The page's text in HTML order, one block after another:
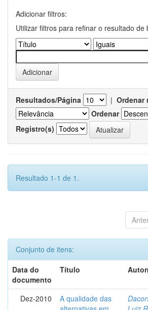
Adicionar filtros:
Utilizar filtros para refinar o resultado de
Resultados/Página | Ordenar
Ordenar
Registro(s)
Resultado 1-1 de 1.
Conjunto de itens:
Data do
documento
Título
Dez-2010
A qualidade das